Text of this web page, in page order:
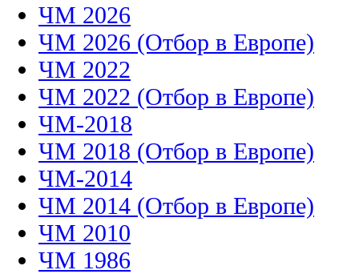
ЧМ 2026
ЧМ 2026 (Отбор в Европе)
ЧМ 2022
ЧМ 2022 (Отбор в Европе)
ЧМ-2018
ЧМ 2018 (Отбор в Европе)
ЧМ-2014
ЧМ 2014 (Отбор в Европе)
ЧМ 2010
ЧМ 1986